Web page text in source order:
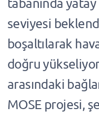
tabanında
seviyesi
boşaltılarak
doğru
arasındaki
MOSE projesi,